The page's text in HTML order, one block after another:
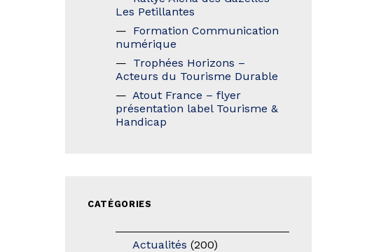
Les Petillantes
Formation Communication
numérique
Trophées Horizons –
Acteurs du Tourisme Durable
Atout France – flyer
présentation label Tourisme &
Handicap
CATÉGORIES
Actualités (200)